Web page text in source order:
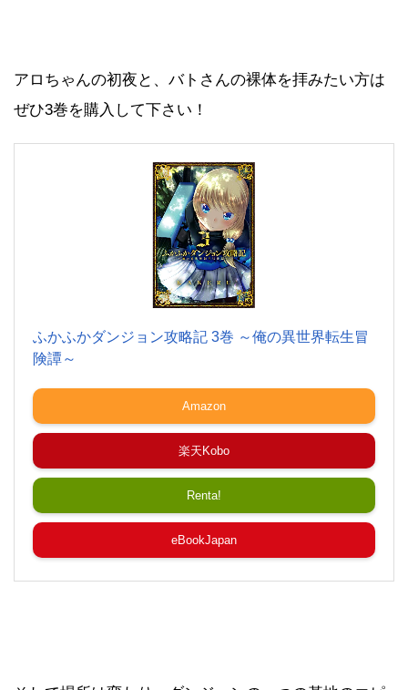
アロちゃんの初夜と、バトさんの裸体を拝みたい方は
ぜひ3巻を購入して下さい！
ふかふかダンジョン攻略記 3巻 ～俺の異世界転生冒
険譚～
Amazon
楽天Kobo
Renta!
eBookJapan